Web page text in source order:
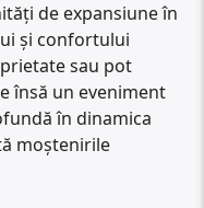
de expansiune în
și confortului
sau pot
însă un eveniment
în dinamica
moștenirile